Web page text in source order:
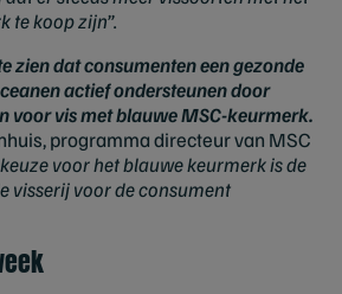
te koop zijn”.
zien dat consumenten een gezonde
actief ondersteunen door
voor vis met blauwe MSC-keurmerk.
programma directeur van MSC
keuze voor het blauwe keurmerk is de
visserij voor de consument